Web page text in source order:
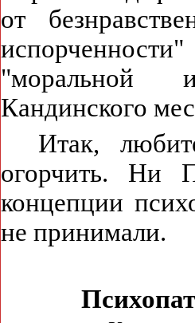
от
"моральной
Кандинского
Итак,
огорчить. Ни
концепции
не принимали.